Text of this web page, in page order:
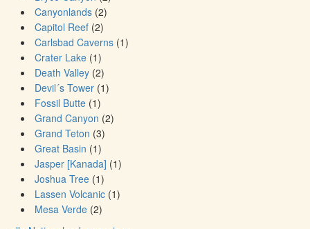
Canyonlands (2)
Capitol Reef (2)
Carlsbad Caverns (1)
Crater Lake (1)
Death Valley (2)
Devil´s Tower (1)
Fossil Butte (1)
Grand Canyon (2)
Grand Teton (3)
Great Basin (1)
Jasper [Kanada] (1)
Joshua Tree (1)
Lassen Volcanic (1)
Mesa Verde (2)